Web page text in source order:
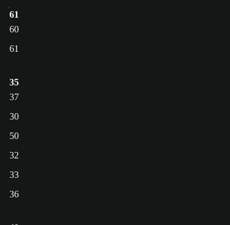
61
60
61
35
37
30
50
32
33
36